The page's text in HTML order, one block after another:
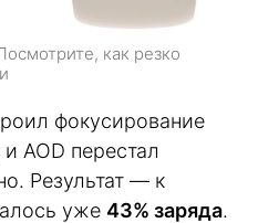
как резко
фокусирование
AOD перестал
Результат — к
уже 43% заряда.